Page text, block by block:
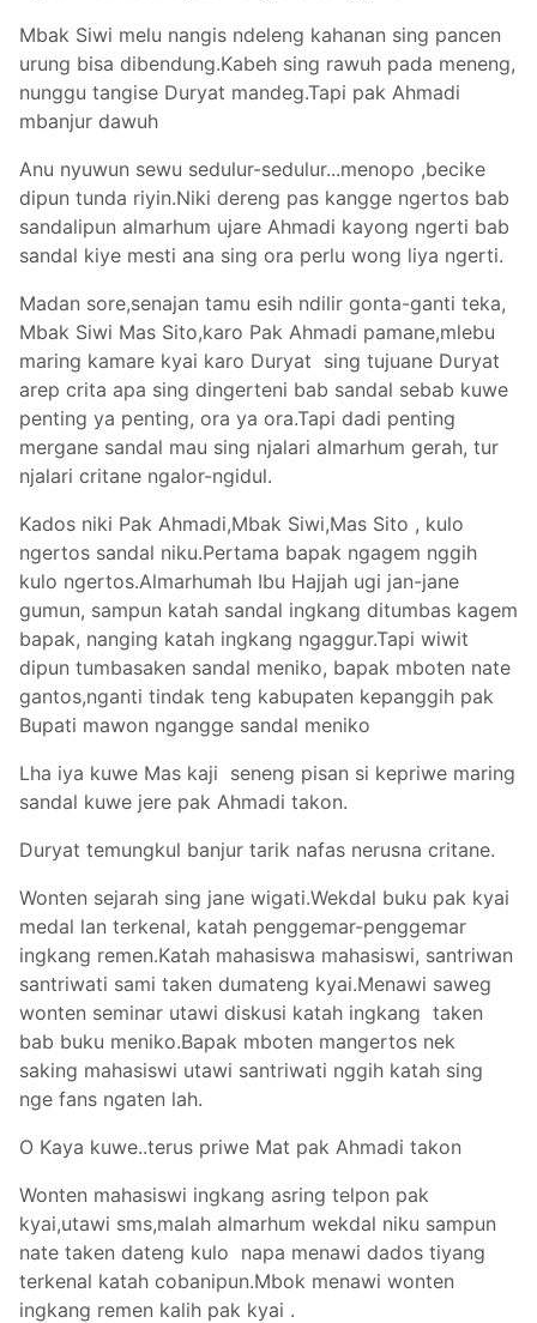
Mbak Siwi melu nangis ndeleng kahanan sing pancen
urung bisa dibendung.Kabeh sing rawuh pada meneng,
nunggu tangise Duryat mandeg.Tapi pak Ahmadi
mbanjur dawuh
Anu nyuwun sewu sedulur-sedulur...menopo ,becike
dipun tunda riyin.Niki dereng pas kangge ngertos bab
sandalipun almarhum ujare Ahmadi kayong ngerti bab
sandal kiye mesti ana sing ora perlu wong liya ngerti.
Madan sore,senajan tamu esih ndilir gonta-ganti teka,
Mbak Siwi Mas Sito,karo Pak Ahmadi pamane,mlebu
maring kamare kyai karo Duryat sing tujuane Duryat
arep crita apa sing dingerteni bab sandal sebab kuwe
penting ya penting, ora ya ora.Tapi dadi penting
mergane sandal mau sing njalari almarhum gerah, tur
njalari critane ngalor-ngidul.
Kados niki Pak Ahmadi,Mbak Siwi,Mas Sito , kulo
ngertos sandal niku.Pertama bapak ngagem nggih
kulo ngertos.Almarhumah Ibu Hajjah ugi jan-jane
gumun, sampun katah sandal ingkang ditumbas kagem
bapak, nanging katah ingkang ngaggur.Tapi wiwit
dipun tumbasaken sandal meniko, bapak mboten nate
gantos,nganti tindak teng kabupaten kepanggih pak
Bupati mawon ngangge sandal meniko
Lha iya kuwe Mas kaji seneng pisan si kepriwe maring
sandal kuwe jere pak Ahmadi takon.
Duryat temungkul banjur tarik nafas nerusna critane.
Wonten sejarah sing jane wigati.Wekdal buku pak kyai
medal lan terkenal, katah penggemar-penggemar
ingkang remen.Katah mahasiswa mahasiswi, santriwan
santriwati sami taken dumateng kyai.Menawi saweg
wonten seminar utawi diskusi katah ingkang taken
bab buku meniko.Bapak mboten mangertos nek
saking mahasiswi utawi santriwati nggih katah sing
nge fans ngaten lah.
O Kaya kuwe..terus priwe Mat pak Ahmadi takon
Wonten mahasiswi ingkang asring telpon pak
kyai,utawi sms,malah almarhum wekdal niku sampun
nate taken dateng kulo napa menawi dados tiyang
terkenal katah cobanipun.Mbok menawi wonten
ingkang remen kalih pak kyai .